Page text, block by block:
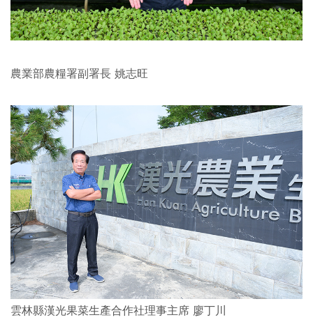
農業部農糧署副署長 姚志旺
雲林縣漢光果菜生產合作社理事主席 廖丁川